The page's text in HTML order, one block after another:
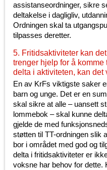
assistanseordninger, sikre
deltakelse i dagligliv,
Ordningen skal ta
tilpasses deretter.
5. Fritidsaktiviteter kan
trenger hjelp for å
delta i aktiviteten, kan
En av KrFs viktigste saker
barn og unge. Det er en
skal sikre at alle – uansett
lommebok – skal kunne
gjelde de med
støtten til TT-ordningen slik
bor i området med god og
delta i fritidsaktiviteter er
voksne har behov for dette.